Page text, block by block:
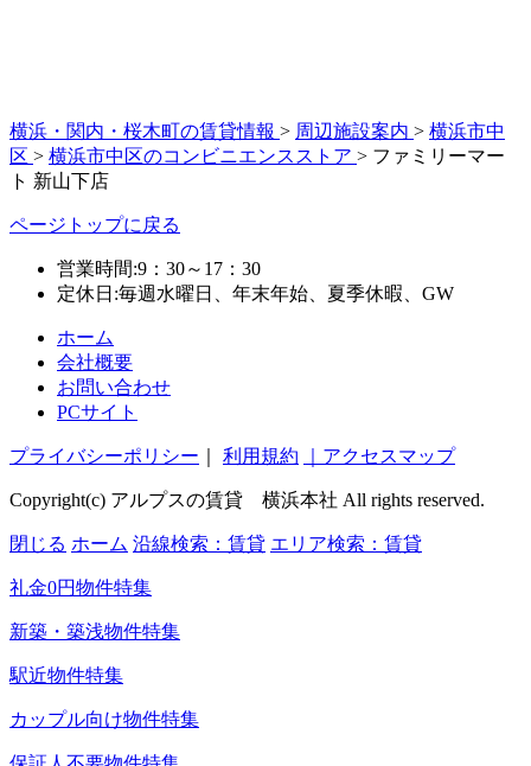
横浜・関内・桜木町の賃貸情報 > 周辺施設案内 > 横浜市中
区 > 横浜市中区のコンビニエンスストア > ファミリーマー
ト 新山下店
ページトップに戻る
営業時間:9：30～17：30
定休日:毎週水曜日、年末年始、夏季休暇、GW
ホーム
会社概要
お問い合わせ
PCサイト
プライバシーポリシー 利用規約 ｜アクセスマップ
Copyright(c) アルプスの賃貸 横浜本社 All rights reserved.
閉じる ホーム 沿線検索：賃貸 エリア検索：賃貸
礼金0円物件特集
新築・築浅物件特集
駅近物件特集
カップル向け物件特集